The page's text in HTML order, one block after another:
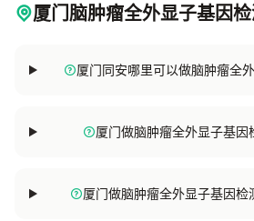
厦门脑肿瘤全外显子基因
厦门同安哪里可以做脑肿瘤全
厦门做脑肿瘤全外显子基因
厦门做脑肿瘤全外显子基因检